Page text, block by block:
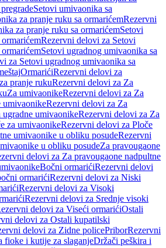
Setovi umivaonika sa
za pranje ruku sa ormarićemRezervni
za pranje ruku sa ormarićemSetovi
Rezervni delovi za Setovi
Setovi ugradnog umivaonika sa
za Setovi ugradnog umivaonika sa
OrmarićiRezervni delovi za
pranje rukuRezervni delovi za Za
Za umivaonikeRezervni delovi za Za
umivaonikeRezervni delovi za Za
ugradne umivaonikeRezervni delovi za Za
za umivaonikeRezervni delovi za Ploče
umivaonike u obliku posudeRezervni
u obliku posudeZa pravougaone
delovi za Za pravougaone nadpultne
Bočni ormarićiRezervni delovi
ormarićiRezervni delovi za Niski
Rezervni delovi za Visoki
Rezervni delovi za Srednje visoki
delovi za Viseći ormarićiOstali
delovi za Ostali kupatilski
delovi za Zidne policePriborRezervni
fioke i kutije za slaganjeDržači peškira i